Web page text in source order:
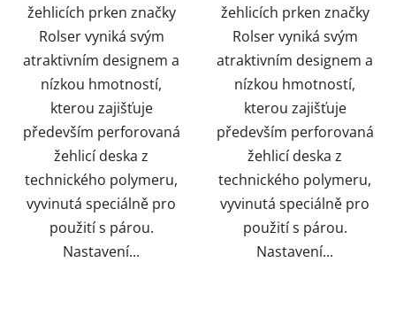
žehlicích prken značky
Rolser vyniká svým
atraktivním designem a
nízkou hmotností,
kterou zajišťuje
především perforovaná
žehlicí deska z
technického polymeru,
vyvinutá speciálně pro
použití s párou.
Nastavení...
žehlicích prken značky
Rolser vyniká svým
atraktivním designem a
nízkou hmotností,
kterou zajišťuje
především perforovaná
žehlicí deska z
technického polymeru,
vyvinutá speciálně pro
použití s párou.
Nastavení...